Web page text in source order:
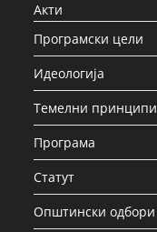
Акти
Програмски цели
Идеологија
Темелни принципи
Програма
Статут
Општински одбори